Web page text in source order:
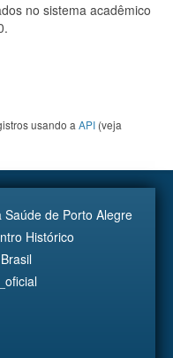
no sistema acadêmico
usando a API (veja
de Porto Alegre
Histórico